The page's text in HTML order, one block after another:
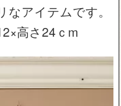
アイテムです。
高さ24ｃm